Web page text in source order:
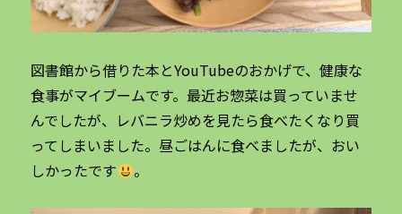
図書館から借りた本とYouTubeのおかげで、健康な
食事がマイブームです。最近お惣菜は買っていませ
んでしたが、レバニラ炒めを見たら食べたくなり買
ってしまいました。昼ごはんに食べましたが、おい
しかったです
。